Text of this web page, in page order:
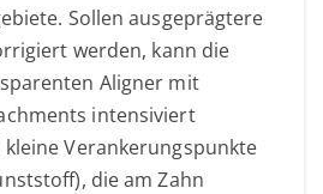
Sollen ausgeprägtere
werden, kann die
Aligner mit
intensiviert
Verankerungspunkte
die am Zahn